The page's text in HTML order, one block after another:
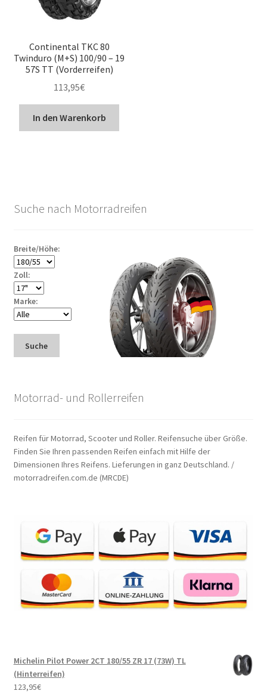
Continental TKC 80
Twinduro (M+S) 100/90 – 19
57S TT (Vorderreifen)
113,95€
In den Warenkorb
Suche nach Motorradreifen
Breite/Höhe:
Zoll:
Marke:
Suche
Motorrad- und Rollerreifen
Reifen für Motorrad, Scooter und Roller. Reifensuche über Größe.
Finden Sie Ihren passenden Reifen einfach mit Hilfe der
Dimensionen Ihres Reifens. Lieferungen in ganz Deutschland. /
motorradreifen.com.de (MRCDE)
Michelin Pilot Power 2CT 180/55 ZR 17 (73W) TL
(Hinterreifen)
123,95€